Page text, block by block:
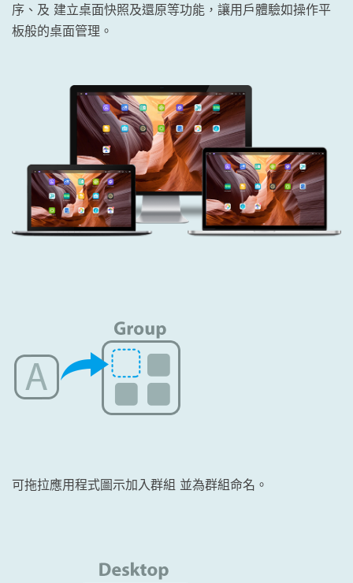
序、及 建立桌面快照及還原等功能，讓用戶體驗如操作平
板般的桌面管理。
可拖拉應用程式圖示加入群組 並為群組命名。